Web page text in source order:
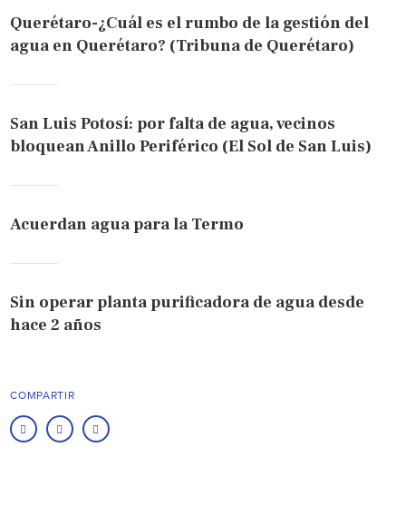
Querétaro-¿Cuál es el rumbo de la gestión del
agua en Querétaro? (Tribuna de Querétaro)
San Luis Potosí: por falta de agua, vecinos
bloquean Anillo Periférico (El Sol de San Luis)
Acuerdan agua para la Termo
Sin operar planta purificadora de agua desde
hace 2 años
COMPARTIR